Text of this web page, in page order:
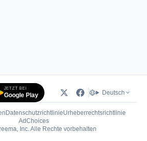
JETZT BEI
Google Play Deutsch
DatenschutzrichtlinieUrheberrechtsrichtlinie
AdChoices(öffnet in neuem Tab)
Inc. Alle Rechte vorbehalten